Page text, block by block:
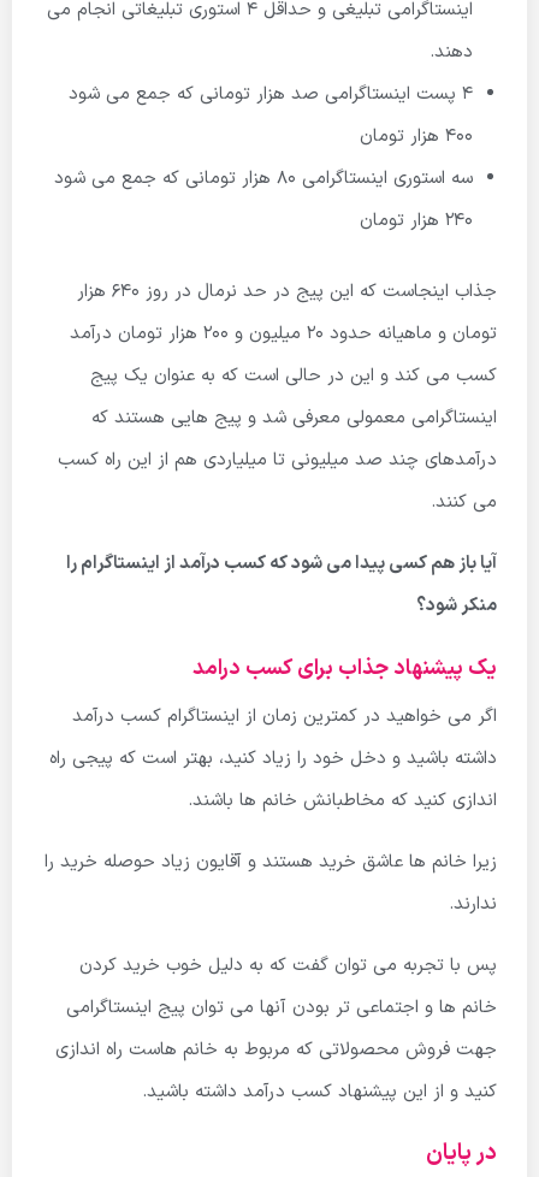
اینستاگرامی تبلیغی و حداقل 4 استوری تبلیغاتی انجام می
دهند.
4 پست اینستاگرامی صد هزار تومانی که جمع می شود
400 هزار تومان
سه استوری اینستاگرامی 80 هزار تومانی که جمع می شود
240 هزار تومان
جذاب اینجاست که این پیج در حد نرمال در روز 640 هزار
تومان و ماهیانه حدود 20 میلیون و 200 هزار تومان درآمد
کسب می کند و این در حالی است که به عنوان یک پیج
اینستاگرامی معمولی معرفی شد و پیج هایی هستند که
درآمدهای چند صد میلیونی تا میلیاردی هم از این راه کسب
می کنند.
آیا باز هم کسی پیدا می شود که کسب درآمد از اینستاگرام را
منکر شود؟
یک پیشنهاد جذاب برای کسب درامد
اگر می خواهید در کمترین زمان از اینستاگرام کسب درآمد
داشته باشید و دخل خود را زیاد کنید، بهتر است که پیجی راه
اندازی کنید که مخاطبانش خانم ها باشند.
زیرا خانم ها عاشق خرید هستند و آقایون زیاد حوصله خرید را
ندارند.
پس با تجربه می توان گفت که به دلیل خوب خرید کردن
خانم ها و اجتماعی تر بودن آنها می توان پیج اینستاگرامی
جهت فروش محصولاتی که مربوط به خانم هاست راه اندازی
کنید و از این پیشنهاد کسب درآمد داشته باشید.
در پایان